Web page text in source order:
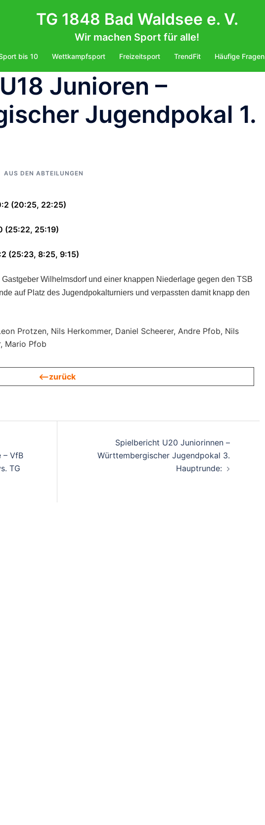
TG 1848 Bad Waldsee e. V.
Wir machen Sport für alle!
bis 10 Wettkampfsport Freizeitsport TrendFit Häufige Fragen
Junioren –
Jugendpokal 1.
AUS DEN ABTEILUNGEN
(20:25, 22:25)
(25:22, 25:19)
(25:23, 8:25, 9:15)
Wilhelmsdorf und einer knappen Niederlage gegen den TSB
auf Platz des Jugendpokalturniers und verpassten damit knapp den
Protzen, Nils Herkommer, Daniel Scheerer, Andre Pfob, Nils
Mario Pfob
<—zurück
– VfB
TG
Spielbericht U20 Juniorinnen –
Württembergischer Jugendpokal 3.
Hauptrunde: